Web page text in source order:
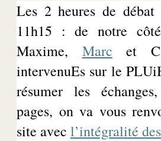
Les 2 heures de débat
11h15 : de notre
Maxime, Marc et
intervenuEs sur le
résumer les
pages, on va vous
site avec l’intégralité des